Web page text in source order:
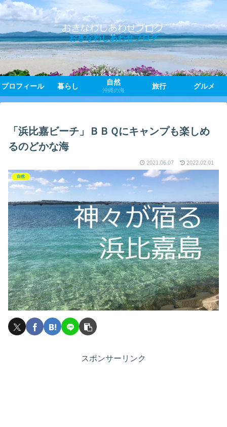
おきなわしあわせブログ
プロフィール 暮らし 自然
沖縄の海
旅行 グルメ
「浜比嘉ビーチ」ＢＢＱにキャンプも楽しめ
るのどかな海
2021.06.07 2022.02.01
自然
スポンサーリンク